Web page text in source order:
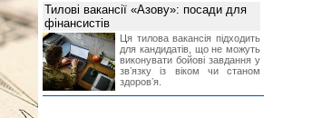
Тилові вакансії «Азову»: посади для
фінансистів
Ця тилова вакансія підходить
для кандидатів, що не можуть
виконувати бойові завдання у
звʼязку із віком чи станом
здоровʼя.